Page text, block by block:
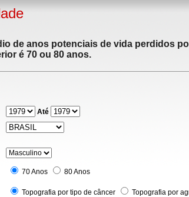
de anos potenciais de vida perdidos
é 70 ou 80 anos.
Até
70 Anos 80 Anos
Topografia por tipo de câncer Topografia por